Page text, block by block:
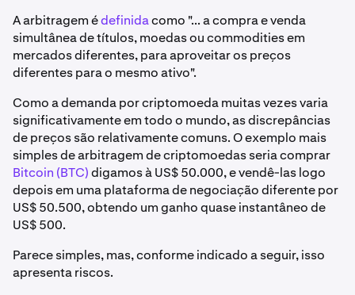
A arbitragem édefinidacomo "... a compra e venda
simultânea de títulos, moedas ou commodities em
mercados diferentes, para aproveitar os preços
diferentes para o mesmo ativo".
Como a demanda por criptomoeda muitas vezes varia
significativamente em todo o mundo, as discrepâncias
de preços são relativamente comuns. O exemplo mais
simples de arbitragem de criptomoedas seria comprar
Bitcoin (BTC)digamos à US$ 50.000, e vendê-las logo
depois em uma plataforma de negociação diferente por
US$ 50.500, obtendo um ganho quase instantâneo de
US$ 500.
Parece simples, mas, conforme indicado a seguir, isso
apresenta riscos.